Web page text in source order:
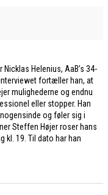
Helenius, AaB’s 34-
fortæller han, at
mulighederne og endnu
eller stopper. Han
og føler sig i
Steffen Højer roser hans
kl. 19. Til dato har han